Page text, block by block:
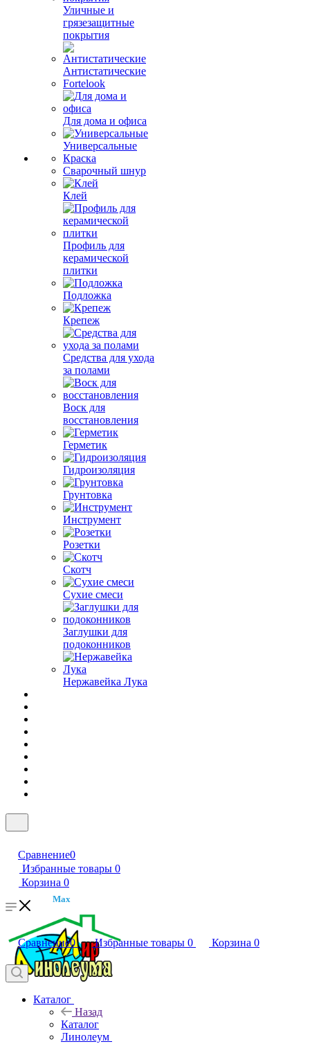
Уличные и
грязезащитные
покрытия
Антистатические
Fortelook
Для дома и офиса
Универсальные
Краска
Сварочный шнур
Клей
Профиль для
керамической
плитки
Подложка
Крепеж
Средства для ухода
за полами
Воск для
восстановления
Герметик
Гидроизоляция
Грунтовка
Инструмент
Розетки
Скотч
Сухие смеси
Заглушки для
подоконников
Нержавейка Лука
Сравнение0
Избранные товары 0
Корзина 0
Max
Сравнение0 Избранные товары 0 Корзина 0
Каталог
Назад
Каталог
Линолеум